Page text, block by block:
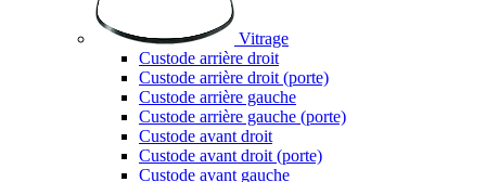
Vitrage
Custode arrière droit
Custode arrière droit (porte)
Custode arrière gauche
Custode arrière gauche (porte)
Custode avant droit
Custode avant droit (porte)
Custode avant gauche